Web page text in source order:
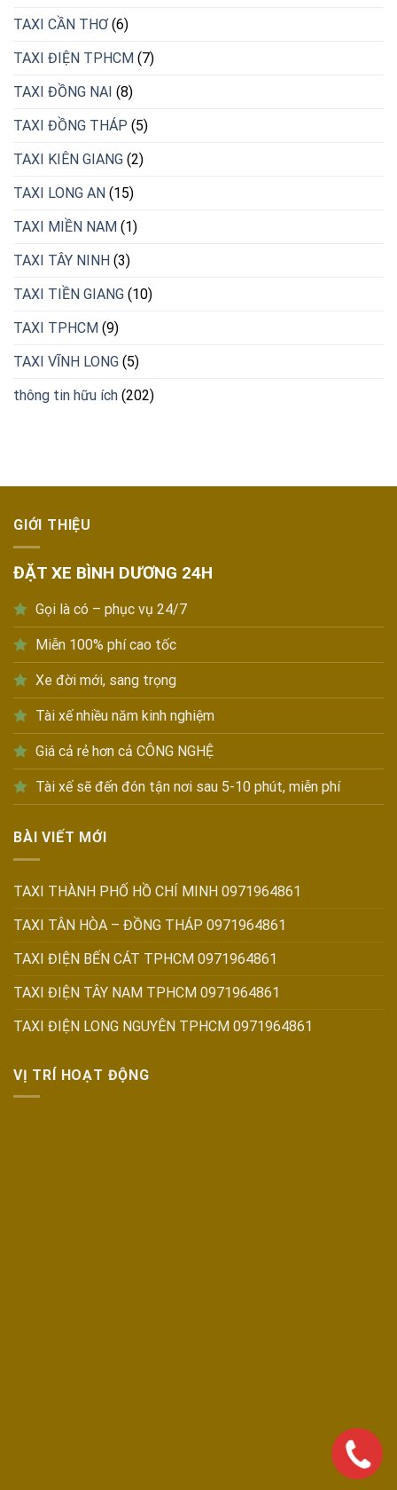
TAXI CẦN THƠ(6)
TAXI ĐIỆN TPHCM (7)
TAXI ĐỒNG NAI (8)
TAXI ĐỒNG THÁP (5)
TAXI KIÊN GIANG (2)
TAXI LONG AN (15)
TAXI MIỀN NAM (1)
TAXI TÂY NINH (3)
TAXI TIỀN GIANG (10)
TAXI TPHCM (9)
TAXI VĨNH LONG (5)
thông tin hữu ích (202)
GIỚI THIỆU
ĐẶT XE BÌNH DƯƠNG 24H
Gọi là có – phục vụ 24/7
Miễn 100% phí cao tốc
Xe đời mới, sang trọng
Tài xế nhiều năm kinh nghiệm
Giá cả rẻ hơn cả CÔNG NGHỆ
Tài xế sẽ đến đón tận nơi sau 5-10 phút, miễn phí
BÀI VIẾT MỚI
TAXI THÀNH PHỐ HỒ CHÍ MINH 0971964861
TAXI TÂN HÒA – ĐỒNG THÁP 0971964861
TAXI ĐIỆN BẾN CÁT TPHCM 0971964861
TAXI ĐIỆN TÂY NAM TPHCM 0971964861
TAXI ĐIỆN LONG NGUYÊN TPHCM 0971964861
VỊ TRÍ HOẠT ĐỘNG